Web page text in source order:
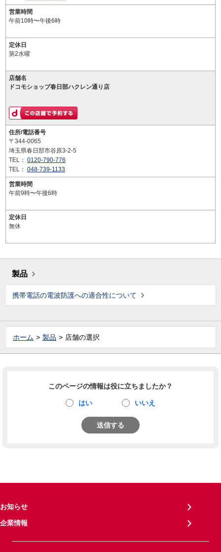
営業時間
午前10時〜午後6時
定休日
第2水曜
店舗名
ドコモショップ春日部ハクレン通り店
住所/電話番号
〒344-0065
埼玉県春日部市谷原3-2-5
TEL： 0120-790-776
TEL： 048-739-1133
営業時間
午前9時〜午後6時
定休日
無休
製品
携帯電話の電波防護への適合性について
ホーム 製品 店舗の選択
このページの情報は役に立ちましたか？
はい いいえ
送信する
お知らせ
企業情報